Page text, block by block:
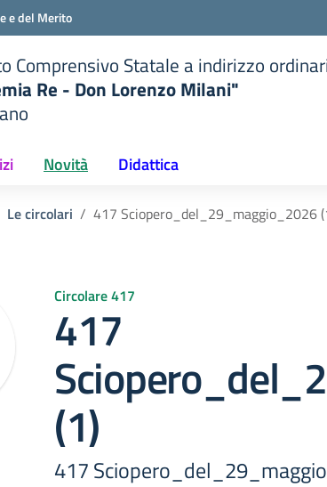
e del Merito
Comprensivo Statale a indirizzo
Re - Don Lorenzo Milani"
Novità Didattica
Le circolari 417 Sciopero_del_29_maggio_2026
Circolare 417
417
(1)
417